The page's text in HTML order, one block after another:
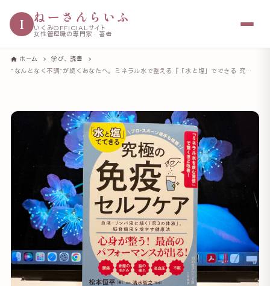
I ねーさんらいふ
いくみOFFICIALサイト
女性管理職の専門家・著者
ホーム
学び、読書
“なんとなく不調”が続くあなたへ。ミネラル水で整える『「水と塩」でできる 究極の免疫セルフケア』